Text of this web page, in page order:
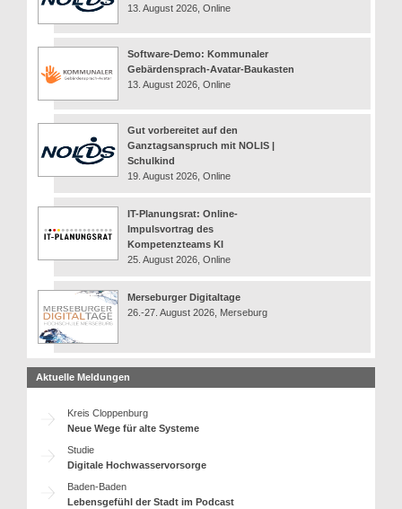
13. August 2026, Online
Software-Demo: Kommunaler
Gebärdensprach-Avatar-Baukasten
13. August 2026, Online
Gut vorbereitet auf den
Ganztagsanspruch mit NOLIS |
Schulkind
19. August 2026, Online
IT-Planungsrat: Online-
Impulsvortrag des
Kompetenzteams KI
25. August 2026, Online
Merseburger Digitaltage
26.-27. August 2026, Merseburg
Aktuelle Meldungen
Kreis Cloppenburg
Neue Wege für alte Systeme
Studie
Digitale Hochwasservorsorge
Baden-Baden
Lebensgefühl der Stadt im Podcast